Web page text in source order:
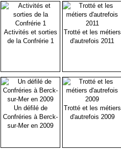
Activités et sorties
de la Confrérie 1
Trotté et les métiers
d'autrefois 2011
Un défilé de
Confréries à Berck-
sur-Mer en 2009
Trotté et les métiers
d'autrefois 2009